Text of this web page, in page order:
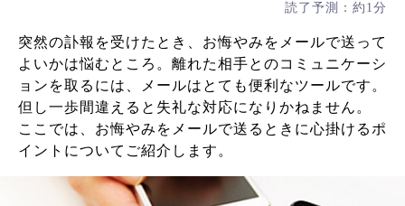
読了予測：約1分
突然の訃報を受けたとき、お悔やみをメールで送って
よいかは悩むところ。離れた相手とのコミュニケーシ
ョンを取るには、メールはとても便利なツールです。
但し一歩間違えると失礼な対応になりかねません。
ここでは、お悔やみをメールで送るときに心掛けるポ
イントについてご紹介します。